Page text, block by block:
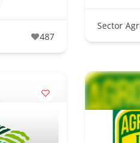
487
Sector